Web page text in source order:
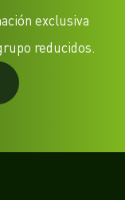
exclusiva
reducidos.